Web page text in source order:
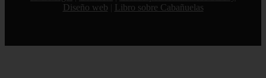
Diseño web
Libro sobre Cabañuelas